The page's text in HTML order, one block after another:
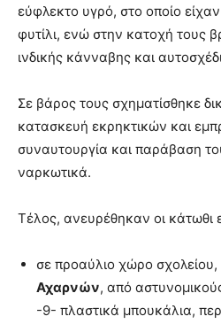
εύφλεκτο υγρό, στο οποίο
φυτίλι, ενώ στην κατοχή τους
ινδικής κάνναβης και
Σε βάρος τους σχηματίσθηκε
κατασκευή εκρηκτικών και
συναυτουργία και παράβαση
ναρκωτικά.
Τέλος, ανευρέθηκαν οι κάτωθι
σε προαύλιο χώρο σχολείου,
Αχαρνών, από
-9- πλαστικά μπουκάλια,